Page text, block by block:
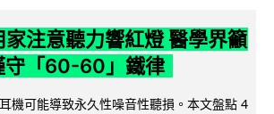
注意聽力響紅燈 醫學界籲
守「60-60」鐵律
機可能導致永久性噪音性聽損。本文盤點 4